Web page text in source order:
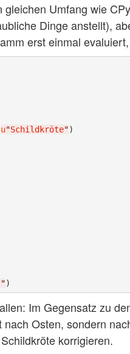
gleichen Umfang wie
Dinge anstellt),
erst einmal
u"Schildkröte")
"
Im Gegensatz zu
nach Osten, sondern
korrigieren.